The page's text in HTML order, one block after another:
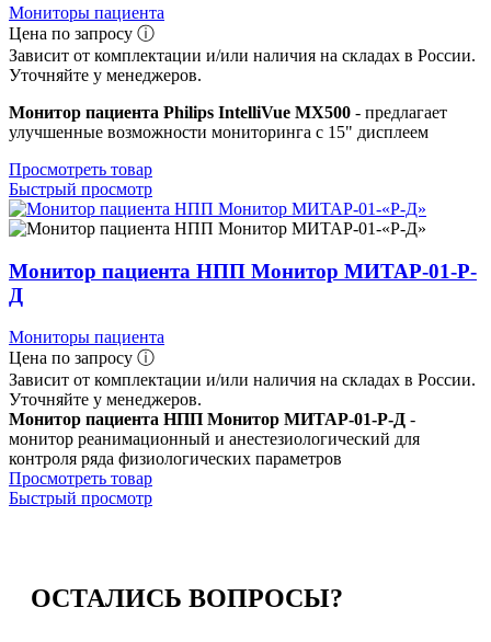
Мониторы пациента
Цена по запросу ⓘ
Зависит от комплектации и/или наличия на складах в России.
Уточняйте у менеджеров.
Монитор пациента Philips IntelliVue MX500 - предлагает
улучшенные возможности мониторинга с 15" дисплеем
Просмотреть товар
Быстрый просмотр
Монитор пациента НПП Монитор МИТАР-01-Р-
Д
Мониторы пациента
Цена по запросу ⓘ
Зависит от комплектации и/или наличия на складах в России.
Уточняйте у менеджеров.
Монитор пациента НПП Монитор МИТАР-01-Р-Д -
монитор реанимационный и анестезиологический для
контроля ряда физиологических параметров
Просмотреть товар
Быстрый просмотр
ОСТАЛИСЬ ВОПРОСЫ?